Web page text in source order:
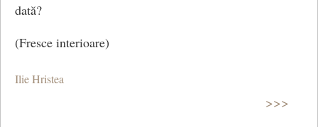
dată?
(Fresce interioare)
Ilie Hristea
>>>